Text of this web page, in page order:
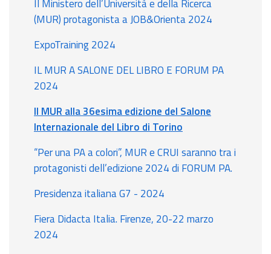
Il Ministero dell’Università e della Ricerca
(MUR) protagonista a JOB&Orienta 2024
ExpoTraining 2024
IL MUR A SALONE DEL LIBRO E FORUM PA
2024
Il MUR alla 36esima edizione del Salone
Internazionale del Libro di Torino
“Per una PA a colori”, MUR e CRUI saranno tra i
protagonisti dell’edizione 2024 di FORUM PA.
Presidenza italiana G7 - 2024
Fiera Didacta Italia. Firenze, 20-22 marzo
2024